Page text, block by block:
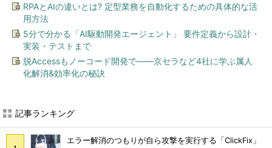
RPAとAIの違いとは? 定型業務を自動化するための具体的な活
用方法
5分で分かる「AI駆動開発エージェント」 要件定義から設計・
実装・テストまで
脱Accessもノーコード開発で――京セラなど4社に学ぶ属人
化解消&効率化の秘訣
記事ランキング
エラー解消のつもりが自ら攻撃を実行する「ClickFix」